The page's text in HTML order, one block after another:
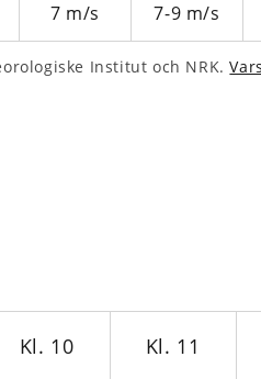
7 m/s 7-9 m/s
Institut och NRK.
Kl. 10 Kl. 11